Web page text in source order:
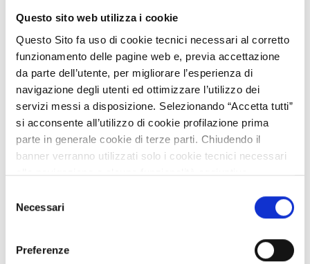
Questo sito web utilizza i cookie
Questo Sito fa uso di cookie tecnici necessari al corretto
funzionamento delle pagine web e, previa accettazione
da parte dell’utente, per migliorare l’esperienza di
navigazione degli utenti ed ottimizzare l’utilizzo dei
servizi messi a disposizione. Selezionando “Accetta tutti”
si acconsente all’utilizzo di cookie profilazione prima
parte in generale cookie di terze parti. Chiudendo il
banner verranno utilizzati solo i cookie tecnici necessari
alla navigazione e alcune funzionalità aggiuntive
Per conoscere i dettagli, consulta la nostra cookie policy.
https://www.openinnovation.regione.lombardia.it/it/co
https://www.openinnovation.regione.lombardia.it/it/pr
delNecessari
Preferenze
applicazioni Automotive: valutazione dei benefici sulla
qualità dell’Aria
VISIT THE COMMUNITY
Brain Experience: Neuro Tecnologie, Media e Creatività